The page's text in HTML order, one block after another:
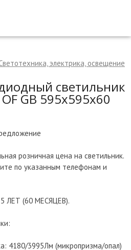
электрика, освещение
светильник
GB 595x595x60
розничная цена на светильник.
по указанным телефонам и
ЛЕТ (60 МЕСЯЦЕВ).
4180/3995Лм (микропризма/опал)
Отправить сообщение